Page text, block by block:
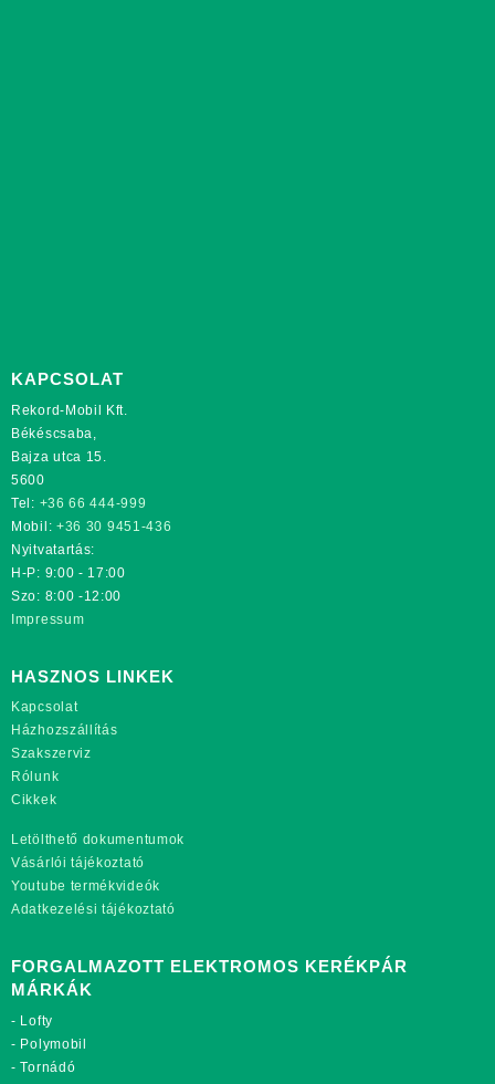
KAPCSOLAT
Rekord-Mobil Kft.
Békéscsaba,
Bajza utca 15.
5600
Tel: +36 66 444-999
Mobil: +36 30 9451-436
Nyitvatartás:
H-P: 9:00 - 17:00
Szo: 8:00 -12:00
Impressum
HASZNOS LINKEK
Kapcsolat
Házhozszállítás
Szakszerviz
Rólunk
Cikkek
Letölthető dokumentumok
Vásárlói tájékoztató
Youtube termékvideók
Adatkezelési tájékoztató
FORGALMAZOTT ELEKTROMOS KERÉKPÁR
MÁRKÁK
- Lofty
- Polymobil
-Tornádó